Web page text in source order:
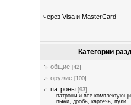
через Visa и MasterCard
Категории
общие [42]
оружие [100]
патроны [93]
патроны и все
пыжи, дробь, картечь, пули